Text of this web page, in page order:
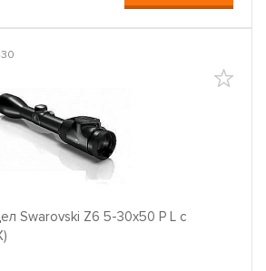
Swarovski Z6 5-30x50 P L с